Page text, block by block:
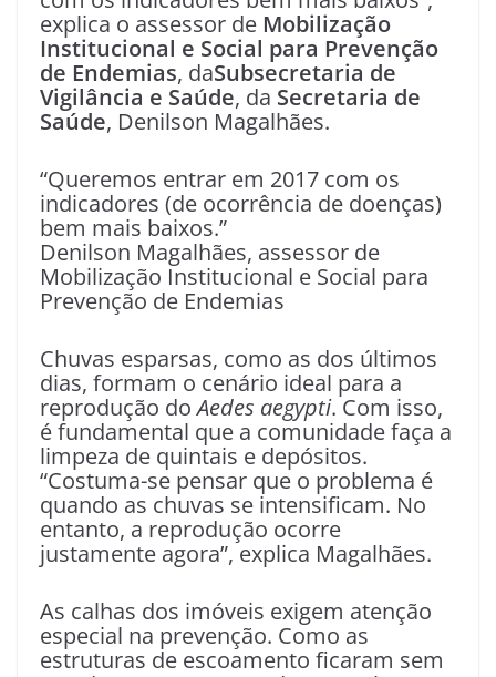
explica o assessor de Mobilização
Institucional e Social para Prevenção
de Endemias, daSubsecretaria de
Vigilância e Saúde, da Secretaria de
Saúde, Denilson Magalhães.
“Queremos entrar em 2017 com os
indicadores (de ocorrência de doenças)
bem mais baixos.”
Denilson Magalhães, assessor de
Mobilização Institucional e Social para
Prevenção de Endemias
Chuvas esparsas, como as dos últimos
dias, formam o cenário ideal para a
reprodução doAedes aegypti. Com isso,
é fundamental que a comunidade faça a
limpeza de quintais e depósitos.
“Costuma-se pensar que o problema é
quando as chuvas se intensificam. No
entanto, a reprodução ocorre
justamente agora”, explica Magalhães.
As calhas dos imóveis exigem atenção
especial na prevenção. Como as
estruturas de escoamento ficaram sem